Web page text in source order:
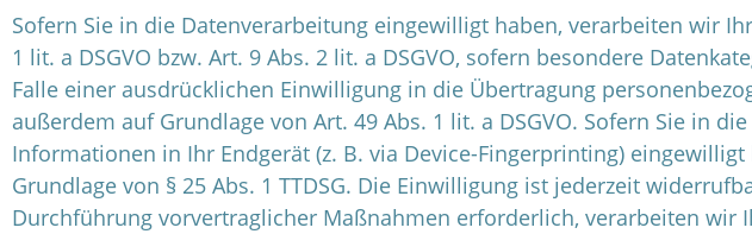
Sofern Sie in die Datenverarbeitung eingewilligt haben, verarbeiten wir
1 lit. a DSGVO bzw. Art. 9 Abs. 2 lit. a DSGVO, sofern besondere
Falle einer ausdrücklichen Einwilligung in die Übertragung
außerdem auf Grundlage von Art. 49 Abs. 1 lit. a DSGVO. Sofern Sie in
Informationen in Ihr Endgerät (z. B. via Device-Fingerprinting)
Grundlage von § 25 Abs. 1 TTDSG. Die Einwilligung ist jederzeit
Durchführung vorvertraglicher Maßnahmen erforderlich, verarbeiten wir